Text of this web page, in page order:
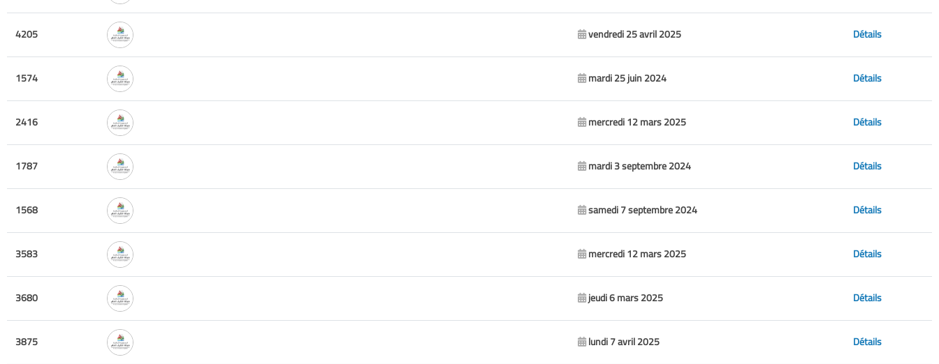
4205 vendredi 25 avril 2025 Détails
1574 mardi 25 juin 2024 Détails
2416 mercredi 12 mars 2025 Détails
1787 mardi 3 septembre 2024 Détails
1568 samedi 7 septembre 2024 Détails
3583 mercredi 12 mars 2025 Détails
3680 jeudi 6 mars 2025 Détails
3875 lundi 7 avril 2025 Détails